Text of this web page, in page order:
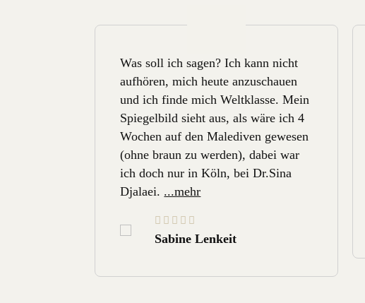
Was soll ich sagen? Ich kann nicht
aufhören, mich heute anzuschauen
und ich finde mich Weltklasse. Mein
Spiegelbild sieht aus, als wäre ich 4
Wochen auf den Malediven gewesen
(ohne braun zu werden), dabei war
ich doch nur in Köln, bei Dr.Sina
Djalaei. ...mehr
Sabine Lenkeit